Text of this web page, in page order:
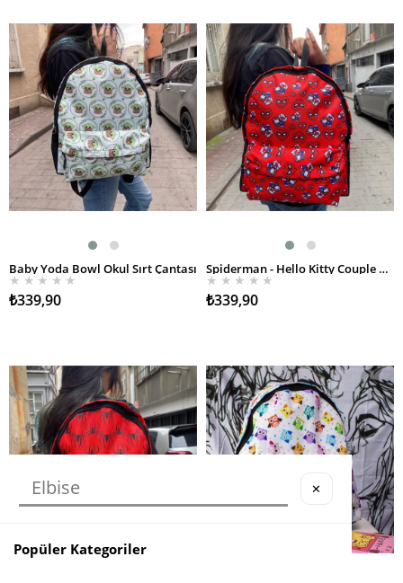
SEPETE EKLE
Baby Yoda Bowl Okul Sırt Çantası
★ ★ ★ ★ ★
₺339,90
SEPETE EKLE Spiderman - Hello Kitty Couple Okul Sırt Çantası
★ ★ ★ ★ ★
₺339,90
✕
Popüler Kategoriler